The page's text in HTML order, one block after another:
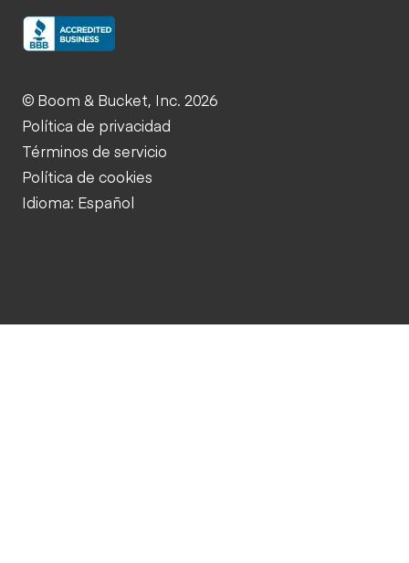
© Boom & Bucket, Inc. 2026
Política de privacidad
Términos de servicio
Política de cookies
Idioma: Español